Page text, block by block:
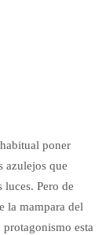
poner
azulejos que
luces. Pero de
la mampara del
esta